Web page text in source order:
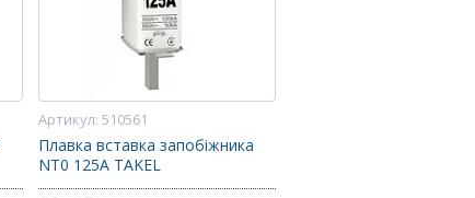
510561
Плавка вставка запобіжника
NT0 125А TAKEL